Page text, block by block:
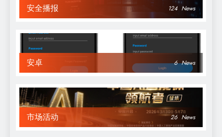
安全播报 124 News
安卓 6 News
市场活动 26 News